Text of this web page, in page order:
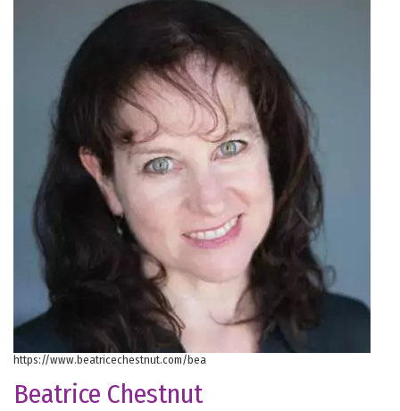
https://www.beatricechestnut.com/bea
Beatrice Chestnut